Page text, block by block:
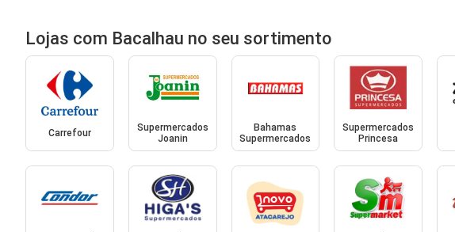
Lojas com Bacalhau no seu sortimento
Carrefour
Supermercados
Joanin
Bahamas
Supermercados
Supermercados
Princesa